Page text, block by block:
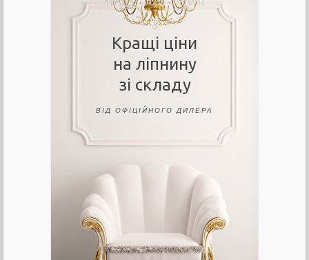
Кращі ціни
на ліпнину
зі складу
ВІД ОФІЦІЙНОГО ДИЛЕРА